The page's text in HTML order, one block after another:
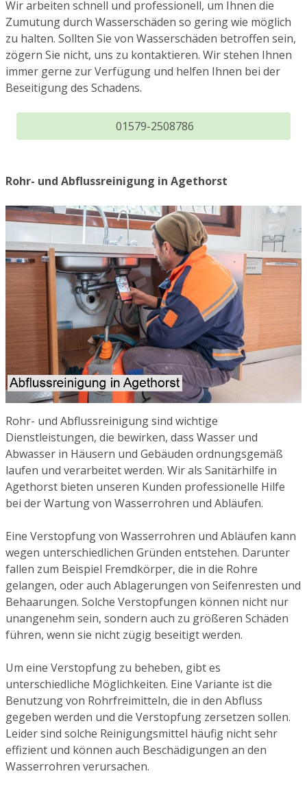
Wir arbeiten schnell und professionell, um Ihnen die
Zumutung durch Wasserschäden so gering wie möglich
zu halten. Sollten Sie von Wasserschäden betroffen sein,
zögern Sie nicht, uns zu kontaktieren. Wir stehen Ihnen
immer gerne zur Verfügung und helfen Ihnen bei der
Beseitigung des Schadens.
01579-2508786
Rohr- und Abflussreinigung in Agethorst
Rohr- und Abflussreinigung sind wichtige
Dienstleistungen, die bewirken, dass Wasser und
Abwasser in Häusern und Gebäuden ordnungsgemäß
laufen und verarbeitet werden. Wir als Sanitärhilfe in
Agethorst bieten unseren Kunden professionelle Hilfe
bei der Wartung von Wasserrohren und Abläufen.
Eine Verstopfung von Wasserrohren und Abläufen kann
wegen unterschiedlichen Gründen entstehen. Darunter
fallen zum Beispiel Fremdkörper, die in die Rohre
gelangen, oder auch Ablagerungen von Seifenresten und
Behaarungen. Solche Verstopfungen können nicht nur
unangenehm sein, sondern auch zu größeren Schäden
führen, wenn sie nicht zügig beseitigt werden.
Um eine Verstopfung zu beheben, gibt es
unterschiedliche Möglichkeiten. Eine Variante ist die
Benutzung von Rohrfreimitteln, die in den Abfluss
gegeben werden und die Verstopfung zersetzen sollen.
Leider sind solche Reinigungsmittel häufig nicht sehr
effizient und können auch Beschädigungen an den
Wasserrohren verursachen.